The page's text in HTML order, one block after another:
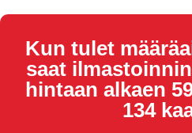
Kun tulet
saat
hintaan alkaen
134